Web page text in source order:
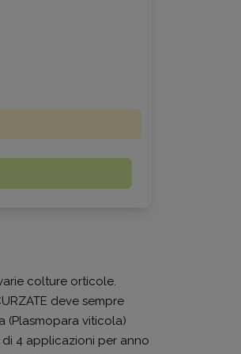
colture orticole.
deve sempre
(Plasmopara viticola)
4 applicazioni per anno